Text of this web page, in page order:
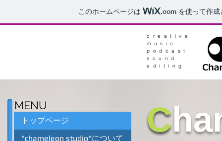
このホームページは .com を使って作
creative
music
podcast
sound
editing
​C
MENU
トップページ
"chameleon studio"について